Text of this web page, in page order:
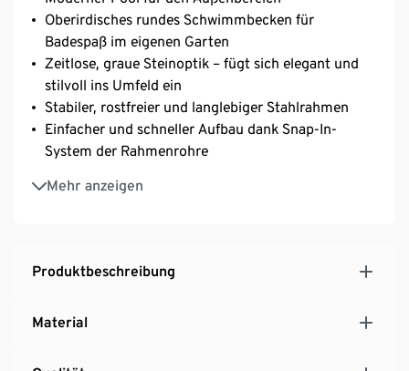
Oberirdisches rundes Schwimmbecken für
Badespaß im eigenen Garten
Zeitlose, graue Steinoptik – fügt sich elegant und
stilvoll ins Umfeld ein
Stabiler, rostfreier und langlebiger Stahlrahmen
Einfacher und schneller Aufbau dank Snap-In-
System der Rahmenrohre
Mehr anzeigen
Inkl. robuster Poolfolie und Leiter zum einfachen
Ein- und Ausstieg
Mit Abschöpftechnologie zum Entfernen von
Oberflächenablagerungen und Filtern des Wassers
Produktbeschreibung
Material